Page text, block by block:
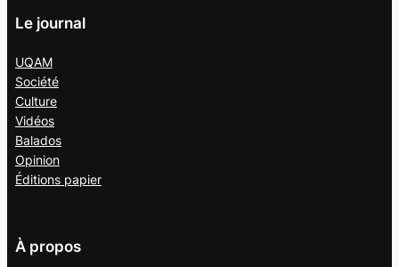
Le journal
UQAM
Société
Culture
Vidéos
Balados
Opinion
Éditions papier
À propos